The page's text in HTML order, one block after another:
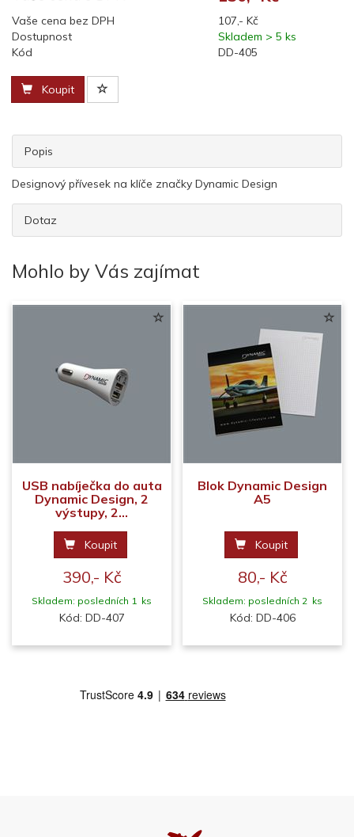
Vaše cena bez DPH
107,- Kč
Dostupnost
Skladem > 5 ks
Kód
DD-405
Koupit
Popis
Designový přívesek na klíče značky Dynamic Design
Dotaz
Mohlo by Vás zajímat
USB nabíječka do auta
Dynamic Design, 2
výstupy, 2...
Koupit
390,- Kč
Skladem: posledních 1 ks
Kód: DD-407
Blok Dynamic Design
A5
Koupit
80,- Kč
Skladem: posledních 2 ks
Kód: DD-406